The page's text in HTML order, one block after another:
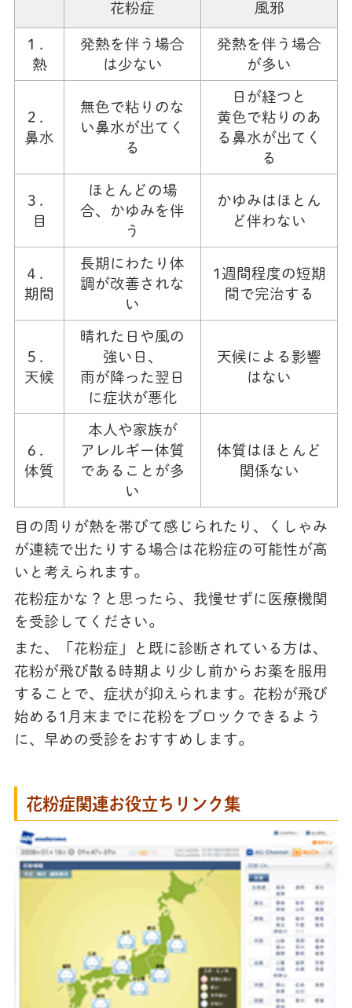
花粉症 風邪
１．
熱
発熱を伴う場合
は少ない
発熱を伴う場合
が多い
２．
鼻水
無色で粘りのな
い鼻水が出てく
る
日が経つと
黄色で粘りのあ
る鼻水が出てく
る
３．
目
ほとんどの場
合、かゆみを伴
う
かゆみはほとん
ど伴わない
４．
期間
長期にわたり体
調が改善されな
い
1週間程度の短期
間で完治する
５．
天候
晴れた日や風の
強い日、
雨が降った翌日
に症状が悪化
天候による影響
はない
６．
体質
本人や家族が
アレルギー体質
であることが多
い
体質はほとんど
関係ない
目の周りが熱を帯びて感じられたり、くしゃみ
が連続で出たりする場合は花粉症の可能性が高
いと考えられます。
花粉症かな？と思ったら、我慢せずに医療機関
を受診してください。
また、「花粉症」と既に診断されている方は、
花粉が飛び散る時期より少し前からお薬を服用
することで、症状が抑えられます。花粉が飛び
始める1月末までに花粉をブロックできるよう
に、早めの受診をおすすめします。
花粉症関連お役立ちリンク集